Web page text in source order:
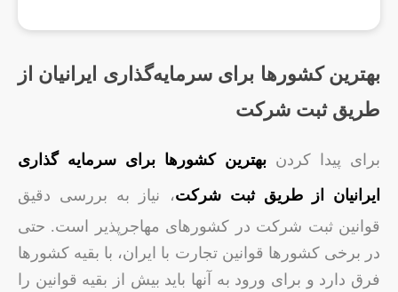
بهترین کشورها برای سرمایه‌گذاری ایرانیان از
طریق ثبت شرکت
برای پیدا کردن بهترین کشورها برای سرمایه گذاری
ایرانیان از طریق ثبت شرکت، نیاز به بررسی دقیق
قوانین ثبت شرکت در کشورهای مهاجرپذیر است. حتی
در برخی کشورها قوانین تجارت با ایران، با بقیه کشورها
فرق دارد و برای ورود به آنها باید بیش از بقیه قوانین را